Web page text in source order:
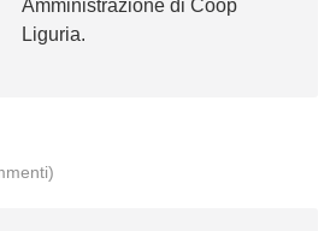
Amministrazione di Coop
Liguria.